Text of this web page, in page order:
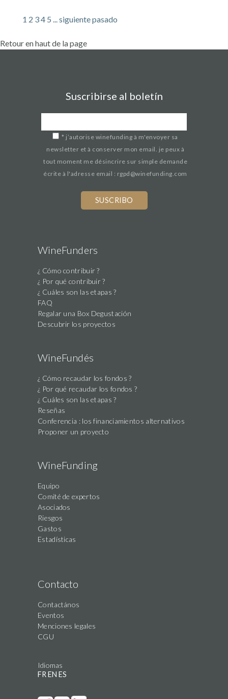
1 2 34 5 ...siguientepasado
Retour en haut de la page
Suscribirse al boletín
* j’autorise winefunding à m'envoyer sa
newsletter et à conserver mon email. je peux à
tout moment me désincrire sur simple demande
écrite à l'adresse email : rgpd@winefunding.com
WineFunders
¿ Cómo contribuir ?
¿ Por qué contribuir ?
¿ Cuáles son las etapas ?
FAQ
Regalar una Box Degustación
Descubrir los proyectos
WineFundés
¿ Cómo recaudar los fondos ?
¿ Por qué recaudar los fondos ?
¿ Cuáles son las etapas ?
Reseñas
Conferencia : los financiamientos alternativos
Proponer un proyecto
WineFunding
Equipo
Comité de expertos
Asociados
Riesgos
Gastos
Estadísticas
Contacto
Contactános
Eventos
Menciones legales
CGU
Idiomas
FR EN ES